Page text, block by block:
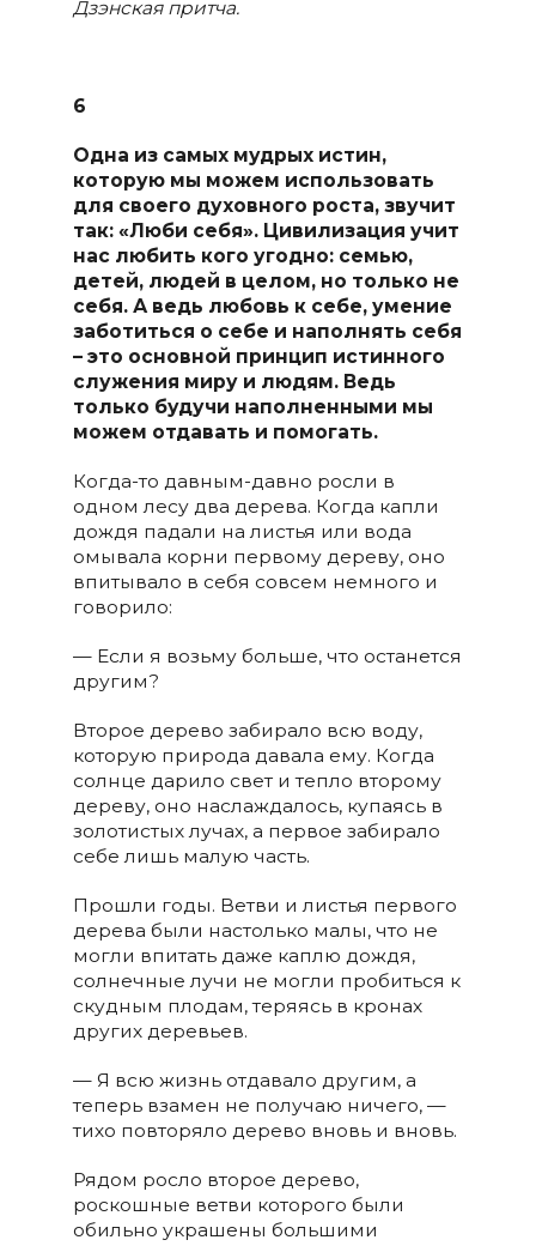
Дзэнская притча.
6
Одна из самых мудрых истин,
которую мы можем использовать
для своего духовного роста, звучит
так: «Люби себя». Цивилизация учит
нас любить кого угодно: семью,
детей, людей в целом, но только не
себя. А ведь любовь к себе, умение
заботиться о себе и наполнять себя
– это основной принцип истинного
служения миру и людям. Ведь
только будучи наполненными мы
можем отдавать и помогать.
Когда-то давным-давно росли в
одном лесу два дерева. Когда капли
дождя падали на листья или вода
омывала корни первому дереву, оно
впитывало в себя совсем немного и
говорило:
— Если я возьму больше, что останется
другим?
Второе дерево забирало всю воду,
которую природа давала ему. Когда
солнце дарило свет и тепло второму
дереву, оно наслаждалось, купаясь в
золотистых лучах, а первое забирало
себе лишь малую часть.
Прошли годы. Ветви и листья первого
дерева были настолько малы, что не
могли впитать даже каплю дождя,
солнечные лучи не могли пробиться к
скудным плодам, теряясь в кронах
других деревьев.
— Я всю жизнь отдавало другим, а
теперь взамен не получаю ничего, —
тихо повторяло дерево вновь и вновь.
Рядом росло второе дерево,
роскошные ветви которого были
обильно украшены большими